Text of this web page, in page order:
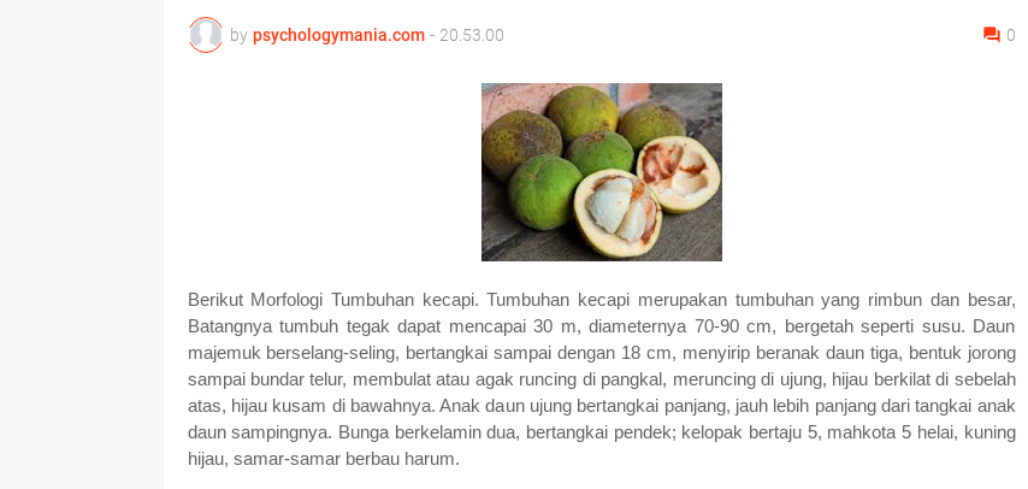
by psychologymania.com - 20.53.00 0
Berikut Morfologi Tumbuhan kecapi. Tumbuhan kecapi merupakan tumbuhan yang rimbun dan besar,
Batangnya tumbuh tegak dapat mencapai 30 m, diameternya 70-90 cm, bergetah seperti susu. Daun
majemuk berselang-seling, bertangkai sampai dengan 18 cm, menyirip beranak daun tiga, bentuk jorong
sampai bundar telur, membulat atau agak runcing di pangkal, meruncing di ujung, hijau berkilat di sebelah
atas, hijau kusam di bawahnya. Anak daun ujung bertangkai panjang, jauh lebih panjang dari tangkai anak
daun sampingnya. Bunga berkelamin dua, bertangkai pendek; kelopak bertaju 5, mahkota 5 helai, kuning
hijau, samar-samar berbau harum.